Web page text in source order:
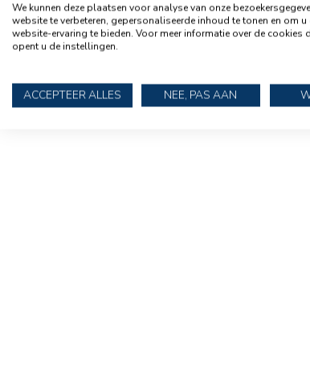
EAN Code
We kunnen deze plaatsen voor analyse van onze
website te verbeteren, gepersonaliseerde inhoud te tonen en om
website-ervaring te bieden. Voor meer informatie over de cookies
opent u de instellingen.
ACCEPTEER ALLES NEE, PAS AAN